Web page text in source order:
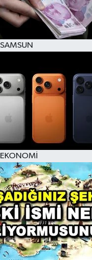
SAMSUN
EKONOMİ